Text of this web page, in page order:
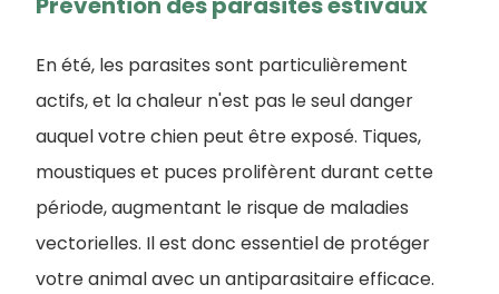
En été, les parasites sont particulièrement
actifs, et la chaleur n'est pas le seul danger
auquel votre chien peut être exposé. Tiques,
moustiques et puces prolifèrent durant cette
période, augmentant le risque de maladies
vectorielles. Il est donc essentiel de protéger
votre animal avec un antiparasitaire efficace.